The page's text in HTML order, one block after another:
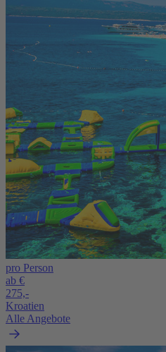
pro Person
ab €
275,-
Kroatien
Alle Angebote